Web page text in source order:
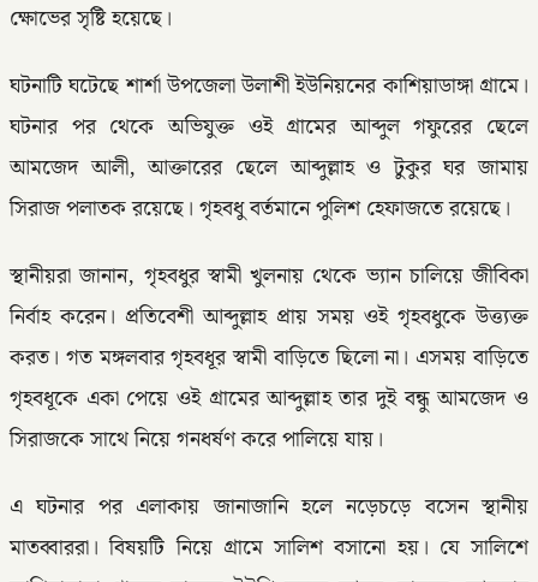
ক্ষোভের সৃষ্টি হয়েছে।
ঘটনাটি ঘটেছে শার্শা উপজেলা উলাশী ইউনিয়নের কাশিয়াডাঙ্গা গ্রামে।
ঘটনার পর থেকে অভিযুক্ত ওই গ্রামের আব্দুল গফুরের ছেলে
আমজেদ আলী, আক্তারের ছেলে আব্দুল্লাহ ও টুকুর ঘর জামায়
সিরাজ পলাতক রয়েছে। গৃহবধু বর্তমানে পুলিশ হেফাজতে রয়েছে।
স্থানীয়রা জানান, গৃহবধুর স্বামী খুলনায় থেকে ভ্যান চালিয়ে জীবিকা
নির্বাহ করেন। প্রতিবেশী আব্দুল্লাহ প্রায় সময় ওই গৃহবধুকে উত্ত্যক্ত
করত। গত মঙ্গলবার গৃহবধূর স্বামী বাড়িতে ছিলো না। এসময় বাড়িতে
গৃহবধূকে একা পেয়ে ওই গ্রামের আব্দুল্লাহ তার দুই বন্ধু আমজেদ ও
সিরাজকে সাথে নিয়ে গনধর্ষণ করে পালিয়ে যায়।
এ ঘটনার পর এলাকায় জানাজানি হলে নড়েচড়ে বসেন স্থানীয়
মাতব্বাররা। বিষয়টি নিয়ে গ্রামে সালিশ বসানো হয়। যে সালিশে